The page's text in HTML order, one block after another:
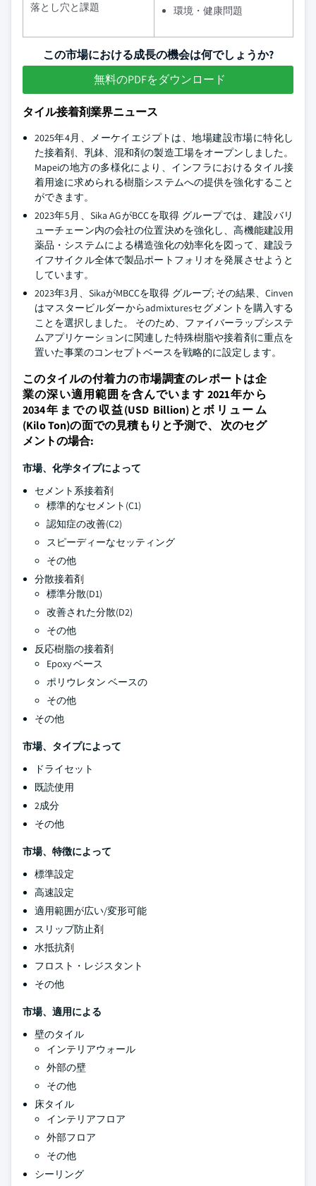
落とし穴と課題
環境・健康問題
この市場における成長の機会は何でしょうか?
無料のPDFをダウンロード
タイル接着剤業界ニュース
2025年4月、メーケイエジプトは、地場建設市場に特化し
た接着剤、乳鉢、混和剤の製造工場をオープンしました。
Mapeiの地方の多様化により、インフラにおけるタイル接
着用途に求められる樹脂システムへの提供を強化すること
ができます。
2023年5月、Sika AGがBCCを取得 グループでは、建設バリ
ューチェーン内の会社の位置決めを強化し、高機能建設用
薬品・システムによる構造強化の効率化を図って、建設ラ
イフサイクル全体で製品ポートフォリオを発展させようと
しています。
2023年3月、SikaがMBCCを取得 グループ; その結果、Cinven
はマスタービルダーからadmixturesセグメントを購入する
ことを選択しました。 そのため、ファイバーラップシステ
ムアプリケーションに関連した特殊樹脂や接着剤に重点を
置いた事業のコンセプトベースを戦略的に設定します。
このタイルの付着力の市場調査のレポートは企
業の深い適用範囲を含んでいます 2021年から
2034年までの収益(USD Billion)とボリューム
(Kilo Ton)の面での見積もりと予測で、 次のセグ
メントの場合:
市場、化学タイプによって
セメント系接着剤
標準的なセメント(C1)
認知症の改善(C2)
スピーディーなセッティング
その他
分散接着剤
標準分散(D1)
改善された分散(D2)
その他
反応樹脂の接着剤
Epoxy ベース
ポリウレタン ベースの
その他
その他
市場、タイプによって
ドライセット
既読使用
2成分
その他
市場、特徴によって
標準設定
高速設定
適用範囲が広い/変形可能
スリップ防止剤
水抵抗剤
フロスト・レジスタント
その他
市場、適用による
壁のタイル
インテリアウォール
外部の壁
その他
床タイル
インテリアフロア
外部フロア
その他
シーリング